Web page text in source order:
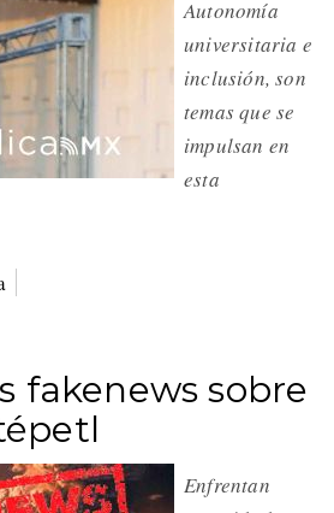
Autonomía
universitaria e
inclusión, son
temas que se
impulsan en
esta
fakenews sobre
Enfrentan